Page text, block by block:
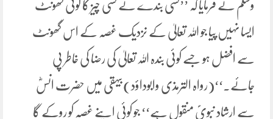
وسلم نے فرمایا کہ ’’کسی بندے نے کسی چیز کا کوئی گھونٹ
ایسا نہیں پیا جو اللہ تعالیٰ کے نزدیک غصہ کے اس گھونٹ
سے افضل ہو جسے کوئی بندہ اللہ تعالیٰ کی رضا کی خاطر پی
جائے۔‘‘(رواہ الترمذی وابوداؤد)بیہقی میں حضرت انسؓ
سے ارشاد نبویؐ منقول ہے‘‘ جو کوئی اپنے غصہ کو روکے گا